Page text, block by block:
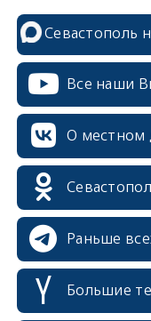
Севастополь
Все наши
О местном
Раньше
Большие